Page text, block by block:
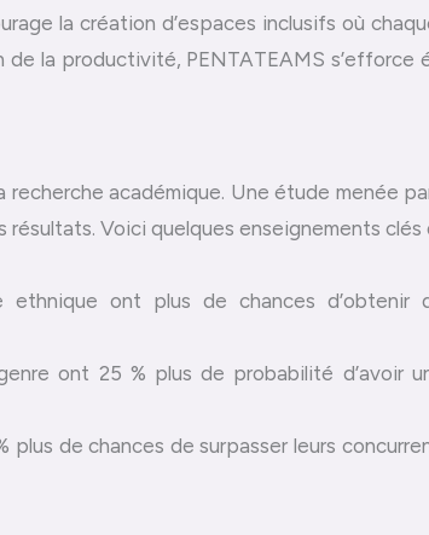
la création d’espaces inclusifs où
la productivité, PENTATEAMS s’efforce
académique. Une étude menée
résultats. Voici quelques enseignements clés
ont plus de chances d’obtenir
ont 25 % plus de probabilité d’avoir
de chances de surpasser leurs